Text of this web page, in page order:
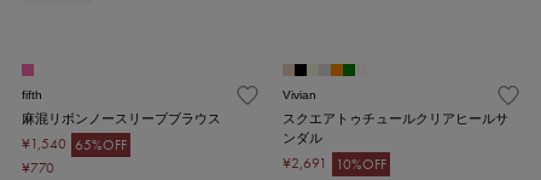
fifth
麻混リボンノースリーブブラウス
¥1,540 65%OFF
¥770
Vivian
スクエアトゥチュールクリアヒールサ
ンダル
¥2,691 10%OFF